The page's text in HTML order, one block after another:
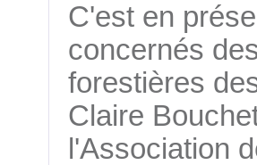
C'est en
concernés
forestières
Claire
l'Association